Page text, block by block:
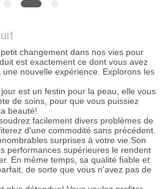
changement dans nos vies pour
est exactement ce dont vous avez
nouvelle expérience. Explorons les
est un festin pour la peau, elle vous
de soins, pour que vous puissiez
beauté!
facilement divers problèmes de
d'une commodité sans précédent.
surprises à votre vie.Son
performances supérieures le rendent
En même temps, sa qualité fiable et
de sorte que vous n'avez pas de